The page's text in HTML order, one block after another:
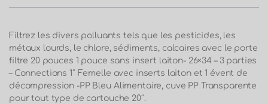
Filtrez les divers polluants tels que les pesticides, les
métaux lourds, le chlore, sédiments, calcaires avec le porte
filtre 20 pouces 1 pouce sans insert laiton- 26×34 – 3 parties
– Connections 1″ Femelle avec inserts laiton et 1 évent de
décompression -PP Bleu Alimentaire, cuve PP Transparente
pour tout type de cartouche 20″.